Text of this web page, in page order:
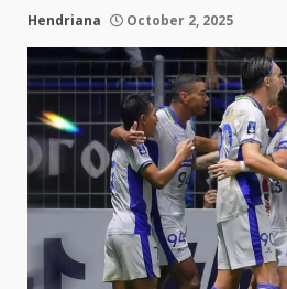
Hendriana October 2, 2025